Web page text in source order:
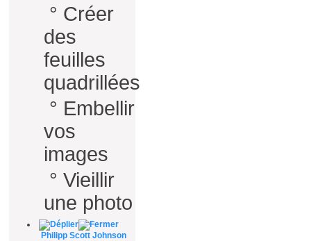
° Créer
des
feuilles
quadrillées
° Embellir
vos
images
° Vieillir
une photo
Philipp Scott Johnson